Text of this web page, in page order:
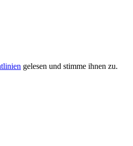
gelesen und stimme ihnen zu.